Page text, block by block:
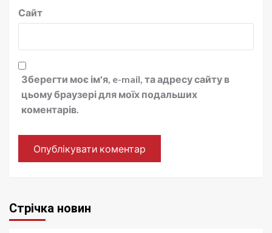
Сайт
Зберегти моє ім'я, e-mail, та адресу сайту в
цьому браузері для моїх подальших
коментарів.
Стрічка новин